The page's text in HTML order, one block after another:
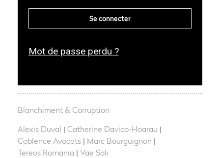
t
o
r
g
a
o
r
Se connecter
Mot de passe perdu ?
Blanchiment & Corruption
Alexis Duval | Catherine Davico-Hoarau |
Coblence Avocats| Marc Bourguignon |
Tereos Romania | Vae Soli